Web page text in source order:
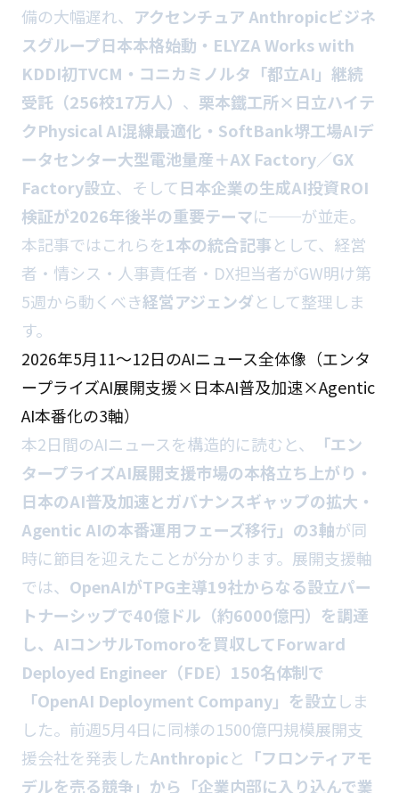
備の大幅遅れ、 アクセンチュア Anthropicビジネ
スグループ日本本格始動・ELYZA Works with
KDDI初TVCM・コニカミノルタ「都立AI」継続
受託（256校17万人） 、 栗本鐵工所×日立ハイテ
クPhysical AI混練最適化・SoftBank堺工場AIデ
ータセンター大型電池量産＋AX Factory／GX
Factory設立、そして日本企業の生成AI投資ROI
検証が2026年後半の重要テーマに──が並走。
本記事ではこれらを1本の統合記事として、経営
者・情シス・人事責任者・DX担当者がGW明け第
5週から動くべき経営アジェンダとして整理しま
す。
2026年5月11〜12日のAIニュース全体像（エンタ
ープライズAI展開支援×日本AI普及加速×Agentic
AI本番化の3軸）
本2日間のAIニュースを構造的に読むと、
「エン
タープライズAI展開支援市場の本格立ち上がり・
日本のAI普及加速とガバナンスギャップの拡大・
Agentic AIの本番運用フェーズ移行」の3軸が同
時に節目を迎えたことが分かります。展開支援軸
では、 OpenAIがTPG主導19社からなる設立パー
トナーシップで40億ドル（約6000億円）を調達
し、AIコンサルTomoroを買収してForward
Deployed Engineer（FDE）150名体制で
「OpenAI Deployment Company」を設立しま
した。前週5月4日に同様の1500億円規模展開支
援会社を発表したAnthropicと 「フロンティアモ
デルを売る競争」から「企業内部に入り込んで業